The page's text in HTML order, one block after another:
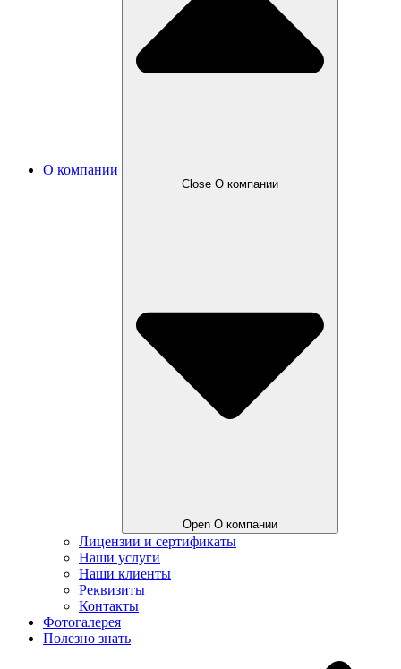
О компании
Close О компании
Open О компании
Лицензии и сертификаты
Наши услуги
Наши клиенты
Реквизиты
Контакты
Фотогалерея
Полезно знать